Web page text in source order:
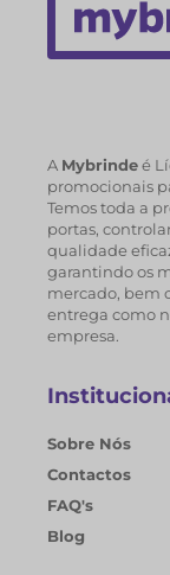
A Mybrindeé
promocionais
Temos toda a
portas,
qualidade
garantindo os
mercado, bem
entrega como
empresa.
Sobre Nós
Contactos
FAQ's
Blog